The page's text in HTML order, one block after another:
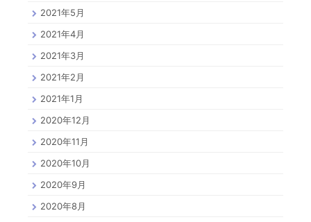
2021年5月
2021年4月
2021年3月
2021年2月
2021年1月
2020年12月
2020年11月
2020年10月
2020年9月
2020年8月